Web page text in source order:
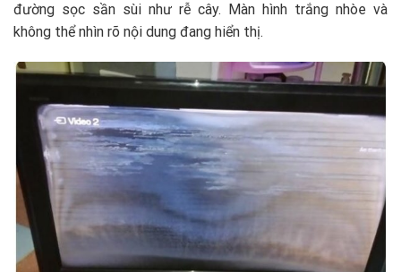
đường sọc sần sùi như rễ cây. Màn hình trắng nhòe và
không thể nhìn rõ nội dung đang hiển thị.